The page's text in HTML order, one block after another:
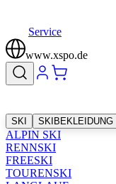
Service
www.xspo.de
SKI SKIBEKLEIDUNG
ALPIN SKI
RENNSKI
FREESKI
TOURENSKI